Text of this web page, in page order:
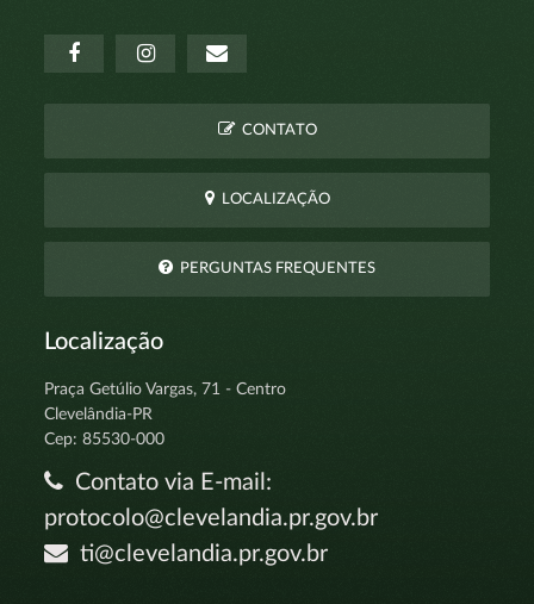
CONTATO
LOCALIZAÇÃO
PERGUNTAS FREQUENTES
Localização
Praça Getúlio Vargas, 71 - Centro
Clevelândia-PR
Cep: 85530-000
Contato via E-mail:
protocolo@clevelandia.pr.gov.br
ti@clevelandia.pr.gov.br